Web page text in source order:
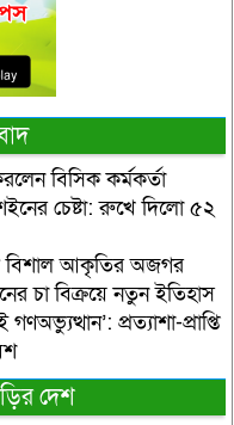
বিসিক কর্মকর্তা
চেষ্টা: রুখে দিলো ৫২
বিশাল আকৃতির অজগর
চা বিক্রয়ে নতুন ইতিহাস
প্রত্যাশা-প্রাপ্তি
দেশ